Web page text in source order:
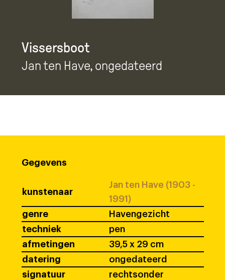
Vissersboot
Jan ten Have, ongedateerd
Gegevens
kunstenaar
Jan ten Have (1903 -
1991)
genre
Havengezicht
techniek
pen
afmetingen
39,5 x 29 cm
datering
ongedateerd
signatuur
rechtsonder